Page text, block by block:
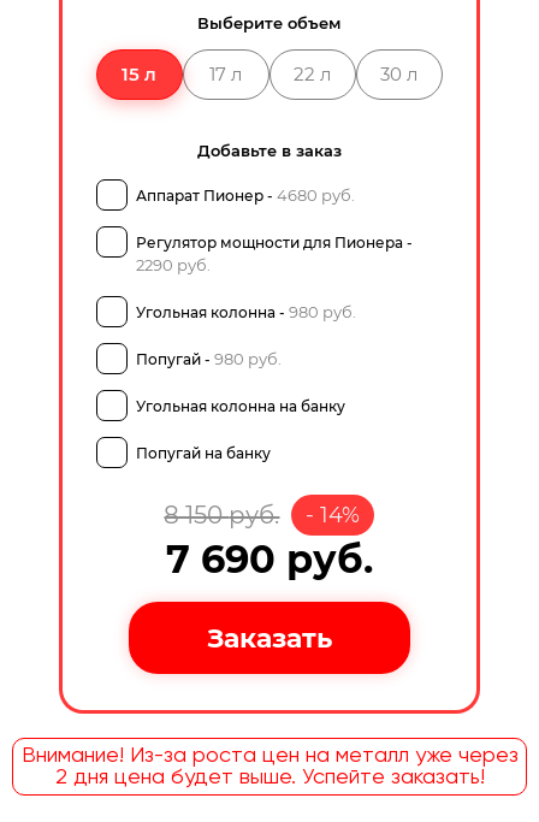
Выберите объем
15 л 17 л 22 л 30 л
Добавьте в заказ
Аппарат Пионер - 4680 руб.
Регулятор мощности для Пионера -
2290 руб.
Угольная колонна - 980 руб.
Попугай - 980 руб.
Угольная колонна на банку
Попугай на банку
8 150руб. -14%
7 690 руб.
Внимание! Из-за роста цен на металл уже через
2 дня цена будет выше. Успейте заказать!